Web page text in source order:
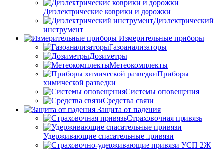
Диэлектрические коврики и дорожки
Диэлектрический
инструмент
Измерительные приборы
Газоанализаторы
Дозиметры
Метеокомплекты
Приборы
химической разведки
Системы оповещения
Средства связи
Защита от падения
Страховочная привязь
Удерживающие спасательные привязи